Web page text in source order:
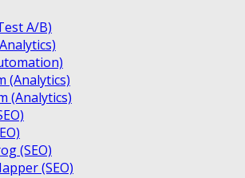
A/B)
(Analytics)
(Analytics)
(SEO)
(SEO)